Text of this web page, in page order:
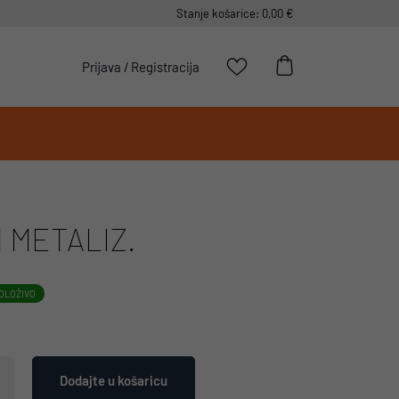
Stanje košarice: 0,00 €
Prijava / Registracija
METALIZ.
Dodajte u košaricu